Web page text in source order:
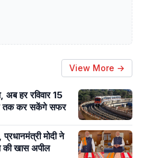
View More →
अब हर रविवार 15
तक कर सकेंगे सफर
मोदी ने
की खास अपील